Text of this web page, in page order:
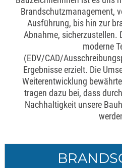
Brandschutzmanagement,
Ausführung, bis hin zur
Abnahme, sicherzustellen.
moderne
(EDV/CAD/
Ergebnisse erzielt. Die
Weiterentwicklung
tragen dazu bei, dass
Nachhaltigkeit unsere